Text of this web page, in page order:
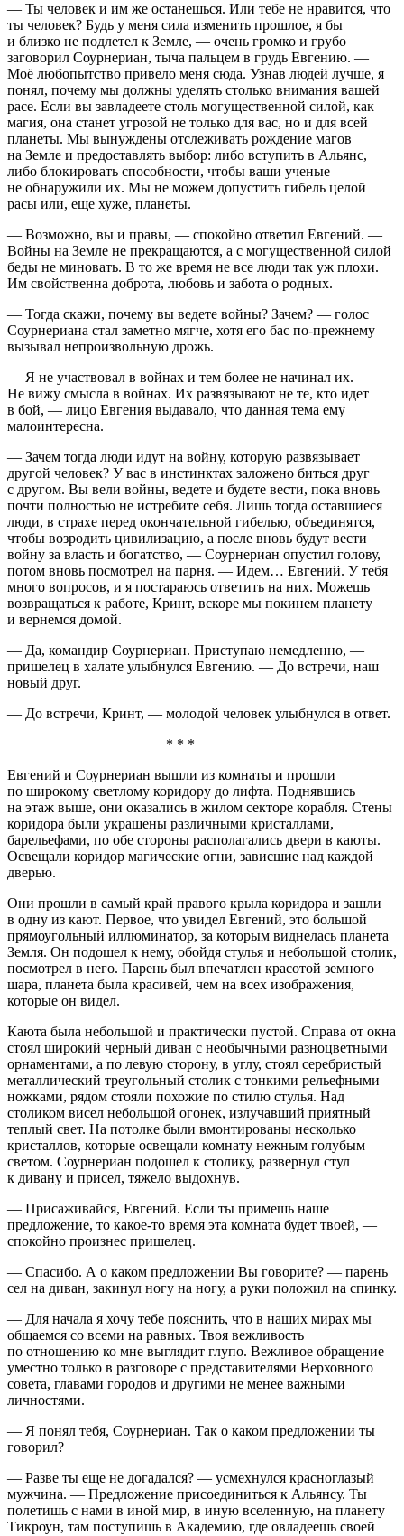
— Ты человек и им же останешься. Или тебе не нравится, что
ты человек? Будь у меня сила изменить прошлое, я бы
и близко не подлетел к Земле, — очень громко и грубо
заговорил Соурнериан, тыча пальцем в грудь Евгению. —
Моё любопытство привело меня сюда. Узнав людей лучше, я
понял, почему мы должны уделять столько внимания вашей
расе. Если вы завладеете столь могущественной силой, как
магия, она станет угрозой не только для вас, но и для всей
планеты. Мы вынуждены отслеживать рождение магов
на Земле и предоставлять выбор: либо вступить в Альянс,
либо блокировать способности, чтобы ваши ученые
не обнаружили их. Мы не можем допустить гибель целой
расы или, еще хуже, планеты.
— Возможно, вы и правы, — спокойно ответил Евгений. —
Войны на Земле не прекращаются, а с могущественной силой
беды не миновать. В то же время не все люди так уж плохи.
Им свойственна доброта, любовь и забота о родных.
— Тогда скажи, почему вы ведете войны? Зачем? — голос
Соурнериана стал заметно мягче, хотя его бас по-прежнему
вызывал непроизвольную дрожь.
— Я не участвовал в войнах и тем более не начинал их.
Не вижу смысла в войнах. Их развязывают не те, кто идет
в бой, — лицо Евгения выдавало, что данная тема ему
малоинтересна.
— Зачем тогда люди идут на войну, которую развязывает
другой человек? У вас в инстинктах заложено биться друг
с другом. Вы вели войны, ведете и будете вести, пока вновь
почти полностью не истребите себя. Лишь тогда оставшиеся
люди, в страхе перед окончательной гибелью, объединятся,
чтобы возродить цивилизацию, а после вновь будут вести
войну за власть и богатство, — Соурнериан опустил голову,
потом вновь посмотрел на парня. — Идем… Евгений. У тебя
много вопросов, и я постараюсь ответить на них. Можешь
возвращаться к работе, Кринт, вскоре мы покинем планету
и вернемся домой.
— Да, командир Соурнериан. Приступаю немедленно, —
пришелец в халате улыбнулся Евгению. — До встречи, наш
новый друг.
— До встречи, Кринт, — молодой человек улыбнулся в ответ.
* * *
Евгений и Соурнериан вышли из комнаты и прошли
по широкому светлому коридору до лифта. Поднявшись
на этаж выше, они оказались в жилом секторе корабля. Стены
коридора были украшены различными кристаллами,
барельефами, по обе стороны располагались двери в каюты.
Освещали коридор магические огни, зависшие над каждой
дверью.
Они прошли в самый край правого крыла коридора и зашли
в одну из кают. Первое, что увидел Евгений, это большой
прямоугольный иллюминатор, за которым виднелась планета
Земля. Он подошел к нему, обойдя стулья и небольшой столик,
посмотрел в него. Парень был впечатлен красотой земного
шара, планета была красивей, чем на всех изображения,
которые он видел.
Каюта была небольшой и практически пустой. Справа от окна
стоял широкий черный диван с необычными разноцветными
орнаментами, а по левую сторону, в углу, стоял серебристый
металлический треугольный столик с тонкими рельефными
ножками, рядом стояли похожие по стилю стулья. Над
столиком висел небольшой огонек, излучавший приятный
теплый свет. На потолке были вмонтированы несколько
кристаллов, которые освещали комнату нежным голубым
светом. Соурнериан подошел к столику, развернул стул
к дивану и присел, тяжело выдохнув.
— Присаживайся, Евгений. Если ты примешь наше
предложение, то какое-то время эта комната будет твоей, —
спокойно произнес пришелец.
— Спасибо. А о каком предложении Вы говорите? — парень
сел на диван, закинул ногу на ногу, а руки положил на спинку.
— Для начала я хочу тебе пояснить, что в наших мирах мы
общаемся со всеми на равных. Твоя вежливость
по отношению ко мне выглядит глупо. Вежливое обращение
уместно только в разговоре с представителями Верховного
совета, главами городов и другими не менее важными
личностями.
— Я понял тебя, Соурнериан. Так о каком предложении ты
говорил?
— Разве ты еще не догадался? — усмехнулся красноглазый
мужчина. — Предложение присоединиться к Альянсу. Ты
полетишь с нами в иной мир, в иную вселенную, на планету
Тикроун, там поступишь в Академию, где овладеешь своей